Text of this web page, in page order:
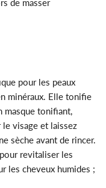
de masser
pour les peaux
minéraux. Elle tonifie
masque tonifiant,
le visage et laissez
sèche avant de rincer.
revitaliser les
les cheveux humides ;